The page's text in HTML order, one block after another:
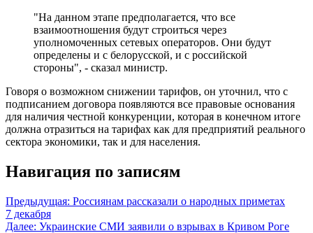
"На данном этапе предполагается, что все
взаимоотношения будут строиться через
уполномоченных сетевых операторов. Они будут
определены и с белорусской, и с российской
стороны", - сказал министр.
Говоря о возможном снижении тарифов, он уточнил, что с
подписанием договора появляются все правовые основания
для наличия честной конкуренции, которая в конечном итоге
должна отразиться на тарифах как для предприятий реального
сектора экономики, так и для населения.
Навигация по записям
Предыдущая: Россиянам рассказали о народных приметах
7 декабря
Далее: Украинские СМИ заявили о взрывах в Кривом Роге